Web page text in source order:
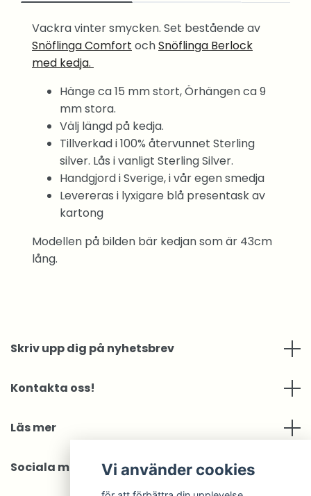
Vackra vinter smycken. Set bestående av
Snöflinga Comfort ochSnöflinga Berlock
med kedja.
Hänge ca 15 mm stort, Örhängen ca 9
mm stora.
Välj längd på kedja.
Tillverkad i 100% återvunnet Sterling
silver. Lås i vanligt Sterling Silver.
Handgjord i Sverige, i vår egen smedja
Levereras i lyxigare blå presentask av
kartong
Modellen på bilden bär kedjan som är 43cm
lång.
Skriv upp dig på nyhetsbrev
Kontakta oss!
Läs mer
Sociala medier Vi använder cookies